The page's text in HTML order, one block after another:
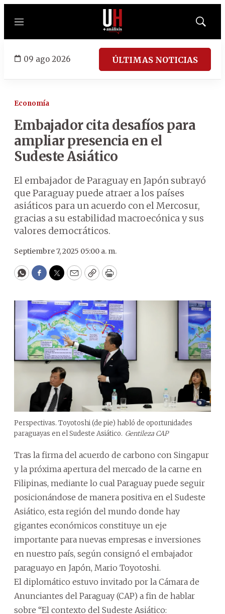
Menú
Mostrar
09 ago 2026 ÚLTIMAS NOTICIAS
Economía
Embajador cita desafíos para
ampliar presencia en el
Sudeste Asiático
El embajador de Paraguay en Japón subrayó
que Paraguay puede atraer a los países
asiáticos para un acuerdo con el Mercosur,
gracias a su estabilidad macroecónica y sus
valores democráticos.
Septiembre 7, 2025 05:00 a. m.
WhatsApp
Facebook
Twitter
EmailCopyPrint
Perspectivas. Toyotoshi (de pie) habló de oportunidades
paraguayas en el Sudeste Asiático. Gentileza CAP
Tras la firma del acuerdo de carbono con Singapur
y la próxima apertura del mercado de la carne en
Filipinas, mediante lo cual Paraguay puede seguir
posicionándose de manera positiva en el Sudeste
Asiático, esta región del mundo donde hay
gigantes económicos constituye un eje
importante para nuevas empresas e inversiones
en nuestro país, según consignó el embajador
paraguayo en Japón, Mario Toyotoshi.
El diplomático estuvo invitado por la Cámara de
Anunciantes del Paraguay (CAP) a fin de hablar
sobre “El contexto del Sudeste Asiático: